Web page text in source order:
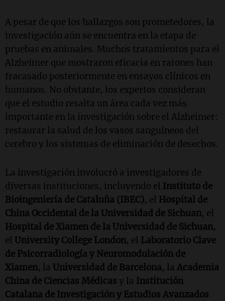
A pesar de que los hallazgos son prometedores, la
investigación aún se encuentra en la etapa de
pruebas en animales. Muchos tratamientos para el
Alzheimer que mostraron eficacia en ratones han
fracasado posteriormente en ensayos clínicos en
humanos. No obstante, los expertos consideran
que el estudio resalta un área cada vez más
importante en la investigación sobre el Alzheimer:
restaurar la salud de los vasos sanguíneos del
cerebro y los sistemas de eliminación de desechos.
La investigación involucró a investigadores de
diversas instituciones, incluyendo el Instituto de
Bioingeniería de Cataluña (IBEC), el Hospital de
China Occidental de la Universidad de Sichuan, el
Hospital de Xiamen de la Universidad de Sichuan,
el University College London, el Laboratorio Clave
de Psicorradiología y Neuromodulación de
Xiamen, la Universidad de Barcelona, la Academia
China de Ciencias Médicas y la Institución
Catalana de Investigación y Estudios Avanzados